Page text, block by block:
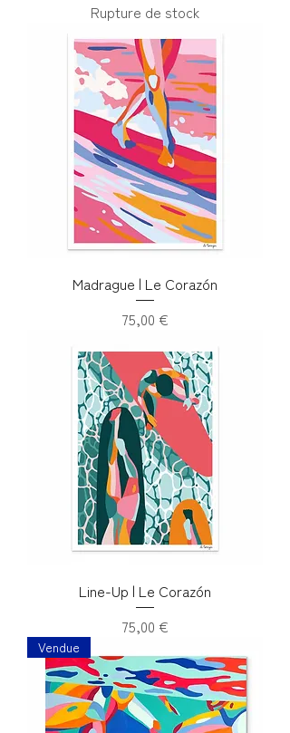
Rupture de stock
Madrague | Le Corazón
Prix
75,00 €
Line-Up | Le Corazón
Prix
75,00 €
Vendue